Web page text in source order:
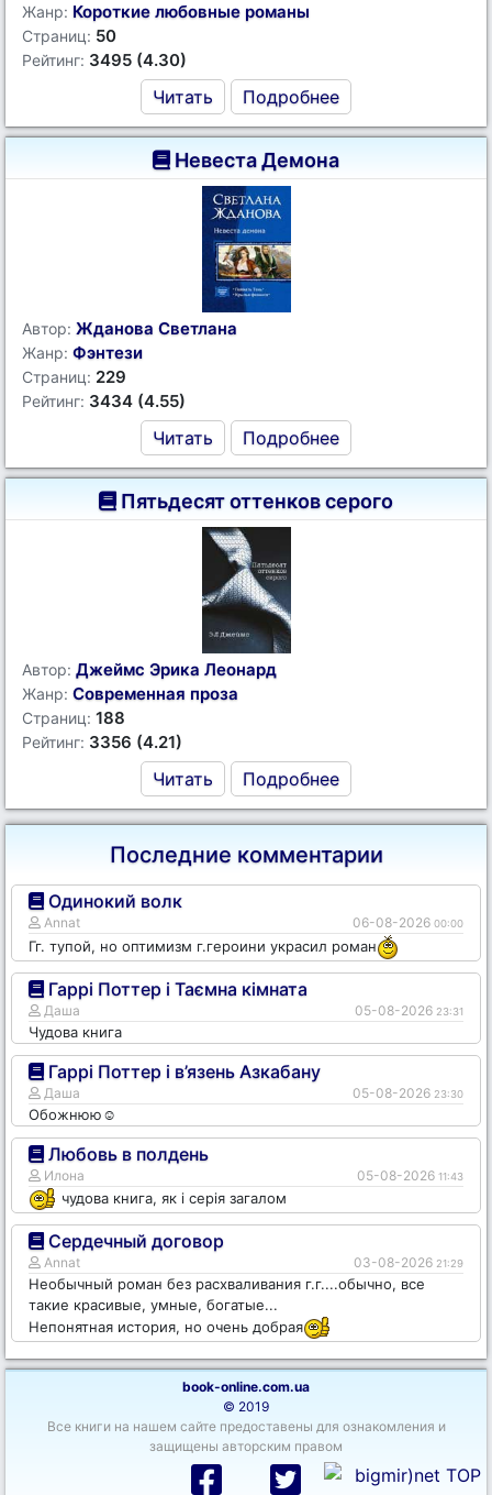
Жанр: Короткие любовные романы
Страниц: 50
Рейтинг: 3495 (4.30)
Читать Подробнее
Невеста Демона
Автор: Жданова Светлана
Жанр: Фэнтези
Страниц: 229
Рейтинг: 3434 (4.55)
Читать Подробнее
Пятьдесят оттенков серого
Автор: Джеймс Эрика Леонард
Жанр: Современная проза
Страниц: 188
Рейтинг: 3356 (4.21)
Читать Подробнее
Последние комментарии
Одинокий волк
Annat 06-08-2026 00:00
Гг. тупой, но оптимизм г.героини украсил роман
Гаррі Поттер і Таємна кімната
Даша 05-08-2026 23:31
Чудова книга
Гаррі Поттер і в’язень Азкабану
Даша 05-08-2026 23:30
Обожнюю☺️
Любовь в полдень
Илона 05-08-2026 11:43
чудова книга, як і серія загалом
Сердечный договор
Annat 03-08-2026 21:29
Необычный роман без расхваливания г.г....обычно, все
такие красивые, умные, богатые...
Непонятная история, но очень добрая
book-online.com.ua
© 2019
Все книги на нашем сайте предоставены для ознакомления и
защищены авторским правом